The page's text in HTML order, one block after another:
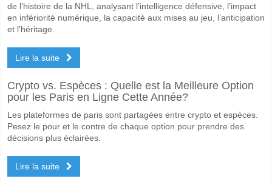
de l’histoire de la NHL, analysant l’intelligence défensive, l’impact
en infériorité numérique, la capacité aux mises au jeu, l’anticipation
et l’héritage.
Lire la suite
Crypto vs. Espèces : Quelle est la Meilleure Option
pour les Paris en Ligne Cette Année?
Les plateformes de paris sont partagées entre crypto et espèces.
Pesez le pour et le contre de chaque option pour prendre des
décisions plus éclairées.
Lire la suite